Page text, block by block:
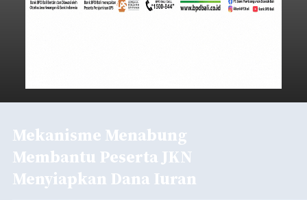
Mekanisme Menabung
Membantu Peserta JKN
Menyiapkan Dana Iuran